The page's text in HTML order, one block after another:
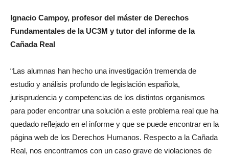
Ignacio Campoy, profesor del máster de Derechos
Fundamentales de la UC3M y tutor del informe de la
Cañada Real
“Las alumnas han hecho una investigación tremenda de
estudio y análisis profundo de legislación española,
jurisprudencia y competencias de los distintos organismos
para poder encontrar una solución a este problema real que ha
quedado reflejado en el informe y que se puede encontrar en la
página web de los Derechos Humanos. Respecto a la Cañada
Real, nos encontramos con un caso grave de violaciones de